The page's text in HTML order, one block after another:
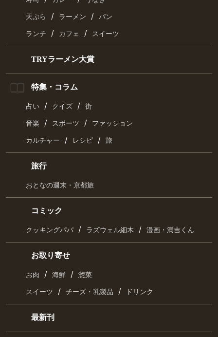
寿司 カレー / うなぎ
天ぷら / ラーメン / パン
ランチ / カフェ / スイーツ
TRYラーメン大賞
特集・コラム
占い / クイズ / 街
音楽 / スポーツ / ファッション
カルチャー / レシピ / 旅
旅行
おとなの週末・京都旅
コミック
クッキングパパ / ラズウェル細木 / 漫画・満吉くん
お取り寄せ
お肉 / 海鮮 / 惣菜
スイーツ / チーズ・乳製品 / ドリンク
最新刊